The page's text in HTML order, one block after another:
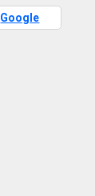
Google